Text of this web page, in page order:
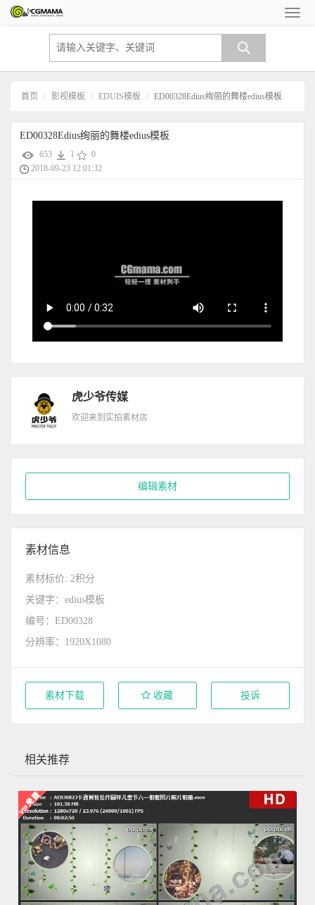
首页 影视模板 EDUIS模板 ED00328Edius绚丽的舞楼edius模板
ED00328Edius绚丽的舞楼edius模板
653 1
0
2018-09-23 12:01:32
虎少爷传媒
欢迎来到实拍素材店
编辑素材
素材信息
素材标价: 2积分
关键字：edius模板
编号：ED00328
分辨率：1920X1080
素材下载 收藏 投诉
相关推荐